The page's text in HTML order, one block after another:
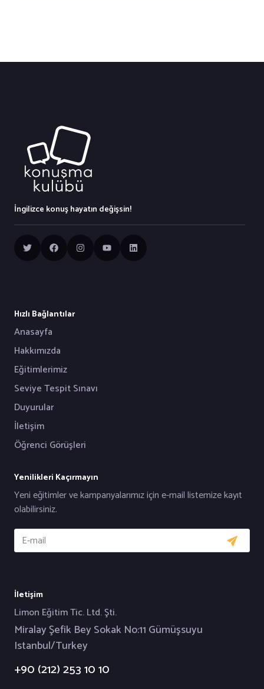
İngilizce konuş hayatın değişsin!
Hızlı Bağlantılar
Anasayfa
Hakkımızda
Eğitimlerimiz
Seviye Tespit Sınavı
Duyurular
İletişim
Öğrenci Görüşleri
Yenilikleri Kaçırmayın
Yeni eğitimler ve kampanyalarımız için e-mail listemize kayıt
olabilirsiniz.
İletişim
Limon Eğitim Tic. Ltd. Şti.
Miralay Şefik Bey Sokak No:11 Gümüşsuyu
Istanbul/Turkey
+90 (212) 253 10 10